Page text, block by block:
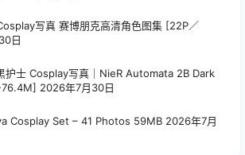
写真 赛博朋克高清角色图集 [22P／
日
护士 Cosplay写真｜NieR Automata 2B Dark
2026年7月30日
Cosplay Set – 41 Photos 59MB 2026年7月